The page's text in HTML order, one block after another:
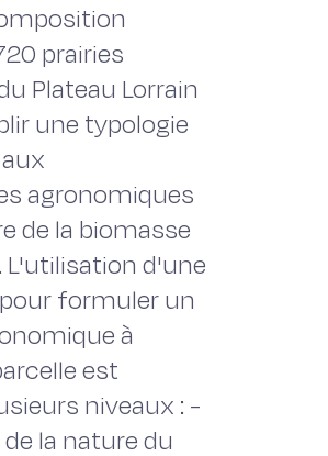
prairies
Plateau Lorrain
une typologie
agronomiques
de la biomasse
L'utilisation d'une
formuler un
à
est
niveaux : -
la nature du